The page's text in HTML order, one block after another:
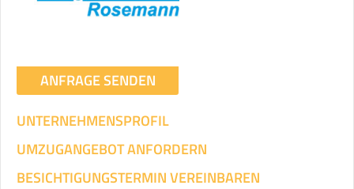
ANFRAGE SENDEN
UNTERNEHMENSPROFIL
UMZUGANGEBOT ANFORDERN
BESICHTIGUNGSTERMIN VEREINBAREN